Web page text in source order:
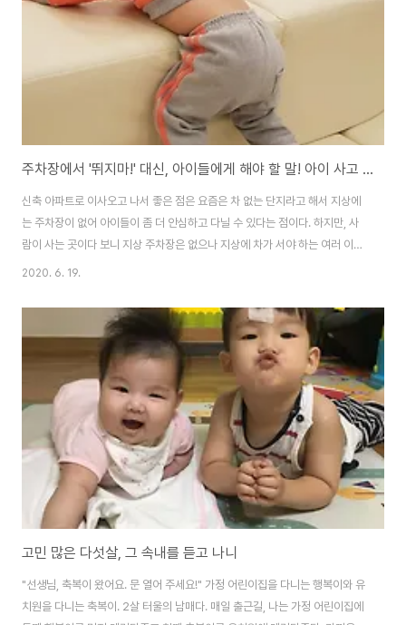
용감하다는 둥... 연애 ..
주차장에서 '뛰지마!' 대신, 아이들에게 해야 할 말! 아이 사고 예방 방법
신축 아파트로 이사오고 나서 좋은 점은 요즘은 차 없는 단지라고 해서 지상에
는 주차장이 없어 아이들이 좀 더 안심하고 다닐 수 있다는 점이다. 하지만, 사
람이 사는 곳이다 보니 지상 주차장은 없으나 지상에 차가 서야 하는 여러 이유
가 생긴다. 잠깐 비상 주차 하느라, 택배 기사님들이 짐을 싣고 내리느라, 차는
경을 차단하는 것만 능사는 아니라는 생각이 든다. 만화 따라 우산 펼친채 뛰어
내린 6살 아이 중국에서 일어난 일이기는 하나, 아이 혼자 집에서 놀다가 아파
트 13층에서 만화영화를 보다가 우산을 들고 하늘을 나는 장면을 따라 하기 위
해 건물 밖으로 뛰어내긴 사고가 있었다. 다행스럽게도 전신주에 걸려 목숨을
건졌다. 중국에서는 ..
2020. 6. 19.
고민 많은 다섯살, 그 속내를 듣고 나니
"선생님, 축복이 왔어요. 문 열어 주세요!" 가정 어린이집을 다니는 행복이와 유
치원을 다니는 축복이. 2살 터울의 남매다. 매일 출근길, 나는 가정 어린이집에